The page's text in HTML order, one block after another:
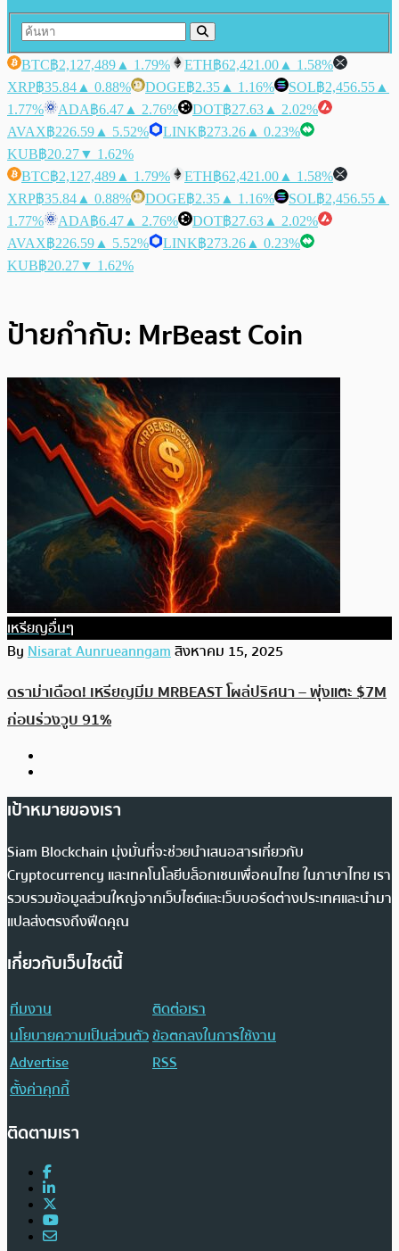
BTC฿2,127,489 ▲ 1.79% ETH฿62,421.00 ▲ 1.58%
XRP฿35.84 ▲ 0.88% DOGE฿2.35 ▲ 1.16% SOL฿2,456.55 ▲
1.77%
ADA฿6.47 ▲ 2.76% DOT฿27.63 ▲ 2.02%
AVAX฿226.59 ▲ 5.52% LINK฿273.26 ▲ 0.23%
KUB฿20.27▼ 1.62%
BTC฿2,127,489 ▲ 1.79% ETH฿62,421.00 ▲ 1.58%
XRP฿35.84 ▲ 0.88% DOGE฿2.35 ▲ 1.16% SOL฿2,456.55 ▲
1.77%
ADA฿6.47 ▲ 2.76% DOT฿27.63 ▲ 2.02%
AVAX฿226.59 ▲ 5.52% LINK฿273.26 ▲ 0.23%
KUB฿20.27▼ 1.62%
ป้ายกำกับ: MrBeast Coin
เหรียญอื่นๆ
ByNisarat Aunrueanngamสิงหาคม 15, 2025
ดราม่าเดือด! เหรียญมีม MRBEAST โผล่ปริศนา – พุ่งแตะ $7M
ก่อนร่วงวูบ 91%
เป้าหมายของเรา
Siam Blockchain มุ่งมั่นที่จะช่วยนำเสนอสารเกี่ยวกับ
Cryptocurrency และเทคโนโลยีบล็อกเชนเพื่อคนไทย ในภาษาไทย เรา
รวบรวมข้อมูลส่วนใหญ่จากเว็บไซต์และเว็บบอร์ดต่างประเทศและนำมา
แปลส่งตรงถึงฟีดคุณ
เกี่ยวกับเว็บไซต์นี้
ทีมงาน
ติดต่อเรา
นโยบายความเป็นส่วนตัวข้อตกลงในการใช้งาน
Advertise
RSS
ตั้งค่าคุกกี้
ติดตามเรา